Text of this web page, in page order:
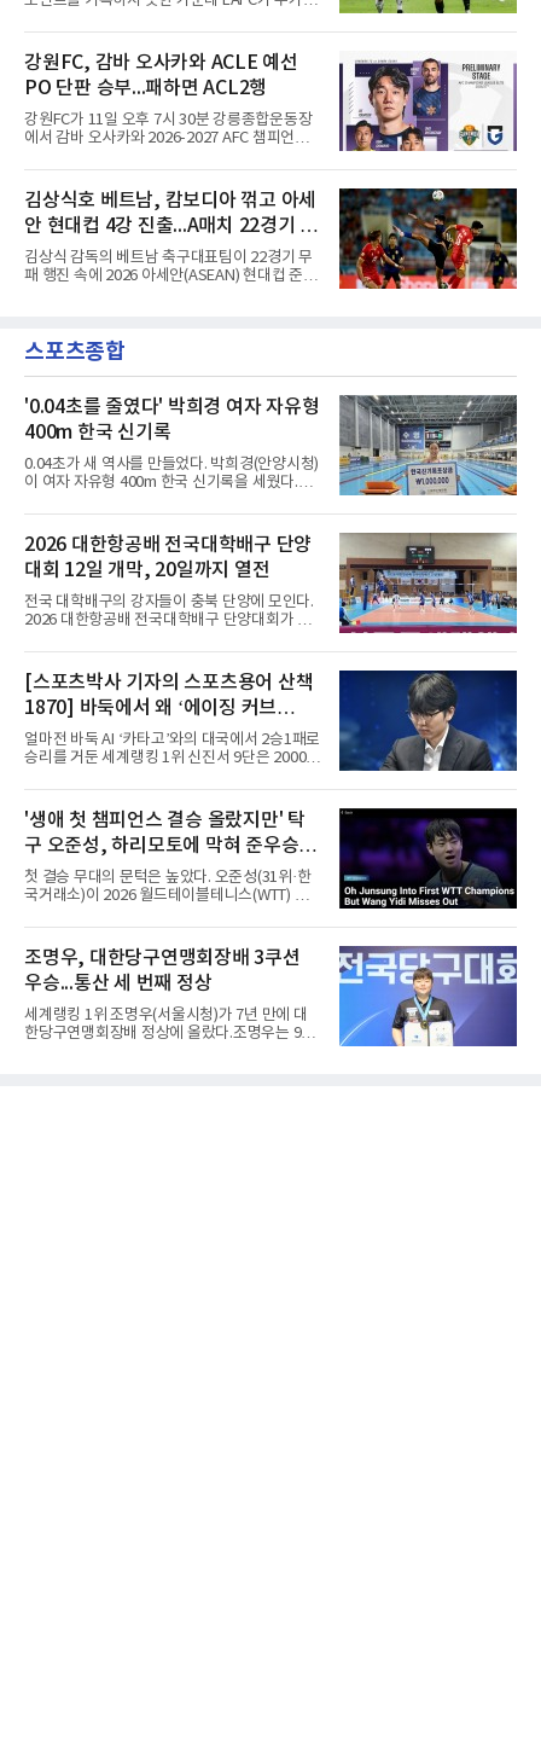
줄무늬 유니폼이 유독 눈에 띄었다. 경기장에는
등장하자 환호가 터졌고, 전반 막판 호르헤 도밍
게스의 선제골 때보다 벤치에서
간) 미국 로스앤젤레스 BMO 스타디움에서 열린
멕시코 리가 MX 톨루카와의 조별리그 2차전에
최전방 공격수로 선발 출전했으나 슈팅 없이 후
반 23분 주드 테리와 교체됐다. 북중미 월드컵
이후 MLS 4경기 연속 골을 넣었던 그는 지난 6
일 치바스 과달라하라전에 이어 침묵했다.전반
1분 다비드 마르티네스가 얻은 페널티킥은 비디
이컵 샤펠버그의 크로스가 걷혀 나오자 에디 세
구라가 페널티아크 왼쪽에서 오
강원FC, 감바 오사카와 ACLE 예선
PO 단판 승부...패하면 ACL2행
강원FC가 11일 오후 7시 30분 강릉종합운동장
에서 감바 오사카와 2026-2027 AFC 챔피언스
승자는 ACLE 본선에 오르고 패자는 2부 격 대회
인 AFC 챔피언스리그2(ACL2)로 향한다. 강원은
2024시즌 K리그1 준우승 자격으로 나선 지난 시
즌 ACLE에서 창단 첫 아시아 무대를 경험하며
16강에 진출했고, 2025시즌 리그 5위로 이번 출
전권을 얻었다.감바 오사카는 2025-2026시즌
ACL2 결승에서 크리스티아누 호날두의 소속팀
기세도 좋다.최근 리그 2연패로 상승세가 끊긴
강원은 이번 승리로 반등을 노린다. 김대
김상식호 베트남, 캄보디아 꺾고 아세
안 현대컵 4강 진출...A매치 22경기 무
패 질주
김상식 감독의 베트남 축구대표팀이 22경기 무
패 행진 속에 2026 아세안(ASEAN) 현대컵 준결
골을 묶어 3-1로 이겼다. 3승 1무 승점 10으로
싱가포르(승점 8)를 제치고 조 1위를 차지했고,
종전 자국 기록은 18경기였다.2년마다 열리는
현대컵은 '동남아의 월드컵'으로 불리며, 스즈키
컵·미쓰비시컵을 거쳐 30주년을 맞아 타이틀 스
폰서가 바뀌었다. 2024년 우승팀 베트남은 2연
패와 통산 4번째 우승을 노린다.준결승 상대 말
레이시아는 8일 필리핀을 1-0
스포츠종합
'0.04초를 줄였다' 박희경 여자 자유형
400m 한국 신기록
0.04초가 새 역사를 만들었다. 박희경(안양시청)
이 여자 자유형 400m 한국 신기록을 세웠다.박
통령배 전국수영대회 여자 자유형 400m 결승에
서 4분09초65의 한국 신기록으로 우승했다. 지
난해 10월 제106회 전국체육대회에서 한다경
(전라북도체육회)이 작성한 종전 기록(4분09초
69)을 약 10개월 만에 0.04초 앞당긴 기록이다.
이 종목에서 꾸준히 정상급 기량을 보여온 박희
경은 이번 경신으로 중장거리 경쟁력을 다시 확
왔다며, 상반기에는 생각만큼 결과가 나오지 않
아 아쉬움도 있었지만 부족한 부분을
2026 대한항공배 전국대학배구 단양
대회 12일 개막, 20일까지 열전
전국 대학배구의 강자들이 충북 단양에 모인다.
2026 대한항공배 전국대학배구 단양대회가 오
펼쳐진다.한국대학배구연맹이 주최하고 단양군
체육회와 단양군배구협회가 주관하는 이번 대회
에는 남자대학부 15개 팀과 여자대학부 7개 팀
등 모두 22개 팀이 참가해 치열한 승부를 벌인
다.남자대학부는 A조에 한양대·경상국립대·충
남대·홍익대·중부대, B조에 조선대·호남대·인하
대·경일대·경희대, C조에 국립목포대·성균관대·
학대·단국대·우석대·광주여대가 정상에 도전한
다.경기는 단양국민체
[스포츠박사 기자의 스포츠용어 산책
1870] 바둑에서 왜 ‘에이징 커브
(Aging Curve)’‘라고 말할까
얼마전 바둑 AI ‘카타고’와의 대국에서 2승1패로
승리를 거둔 세계랭킹 1위 신진서 9단은 2000년
표적인 ‘젊은 기사’이다. 2020년 1월부터 한국
바둑랭킹 1위를 지켰고, 2026년 6월에도 78개
월 연속 1위를 기록했다. (본 코너 1808회 ‘바둑
선수는 왜 ‘기사(棋士)’라고 부를까‘ 참조) 김은
지 9단은 2007년생으로 한국 여자바둑의 대표
적인 10대 후반~20대 초반 강자이다. 2026년 6
월 여자랭킹 1위를 지키고 있었고, 전체랭킹에
의 전성기’ 하나로 설명하기 어렵다. 계산력·집
중력·학습 속도
'생애 첫 챔피언스 결승 올랐지만' 탁
구 오준성, 하리모토에 막혀 준우승...
한국 최고 성적
첫 결승 무대의 문턱은 높았다. 오준성(31위·한
국거래소)이 2026 월드테이블테니스(WTT) 챔
일본 요코하마에서 열린 대회 마지막 날 남자 단
식 결승에서 일본의 에이스 하리모토 도모카즈
(5위)에게 게임 점수 1-4(11-7 7-11 4-11 8-11
7-11)로 졌다.결승에 오르기까지의 여정은 인상
적이었다. 그는 8강에서 세계 11위 당치우(독일)
를 4-3, 준결승에서 24위 시노즈카 히로토(일본)
를 4-1로 꺾고 생애 처음으로 챔피언스 결승에
조명우, 대한당구연맹회장배 3쿠션
우승...통산 세 번째 정상
세계랭킹 1위 조명우(서울시청)가 7년 만에 대
한당구연맹회장배 정상에 올랐다.조명우는 9일